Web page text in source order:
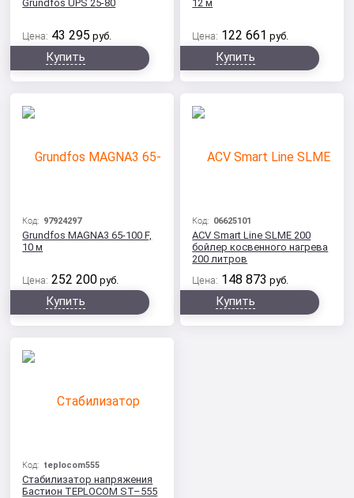
Grundfos UPS 25-80
Цена: 43 295 руб.
Купить
12 м
Цена: 122 661 руб.
Купить
Код: 97924297
Grundfos MAGNA3 65-100 F,
10 м
Цена: 252 200 руб.
Купить
Код: 06625101
ACV Smart Line SLME 200
бойлер косвенного нагрева
200 литров
Цена: 148 873 руб.
Купить
Код: teplocom555
Стабилизатор напряжения
Бастион TEPLOCOM ST–555